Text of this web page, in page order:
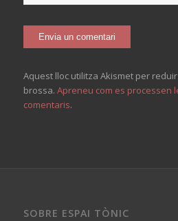
Aquest lloc utilitza Akismet per
brossa. Apreneu com es processen
comentaris.
SOBRE ESPAI TÒNIC